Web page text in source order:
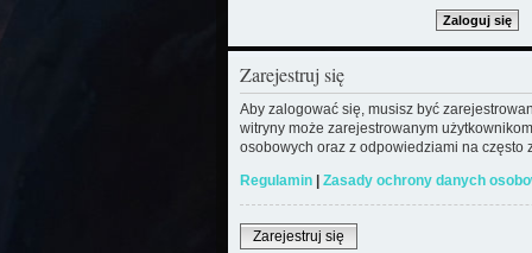
Zarejestruj się
Aby zalogować się, musisz być
witryny może zarejestrowanym
osobowych oraz z odpowiedziami na często
Regulamin | Zasady ochrony danych
Zarejestruj się